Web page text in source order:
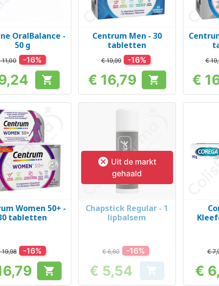
Snel bekijken
OralBalance -
50 g
11,00 -16%
Prijs 
Snel bekijken
Centrum Men - 30
tabletten
€ 19,99 -16%
Prijs
€ 16,79 

€
€
Snel bekijken
Women 50+ -
tabletten
19,98 -16%
Prijs 
 Uit de markt
gehaald
Snel bekijken
Chapstick Regular - 1
lipbalsem
€ 6,60 -16%
Prijs
€ 5,54 

€
€